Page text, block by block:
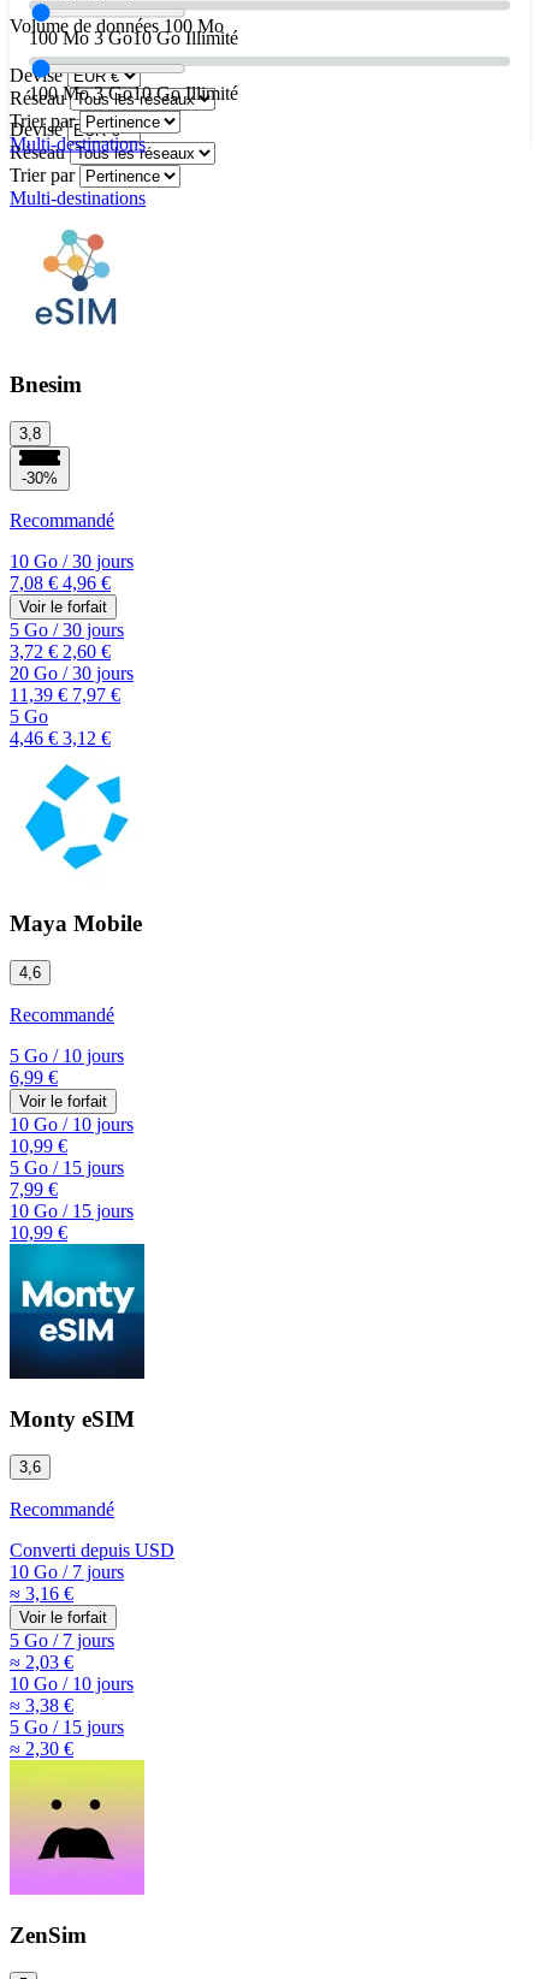
100 Mo 3 Go10 Go Illimité
Devise
Réseau
Trier par
Multi-destinations
Volume de données 100 Mo
100 Mo 3 Go10 Go Illimité
Devise
Réseau
Trier par
Multi-destinations
Bnesim
3,8
-30%
Recommandé
10 Go /30 jours
7,08 € 4,96 €
Voir le forfait
5 Go /30 jours
3,72 € 2,60 €
20 Go /30 jours
11,39 € 7,97 €
5 Go
4,46 € 3,12 €
Maya Mobile
4,6
Recommandé
5 Go /10 jours
6,99 €
Voir le forfait
10 Go /10 jours
10,99 €
5 Go /15 jours
7,99 €
10 Go /15 jours
10,99 €
Monty eSIM
3,6
Recommandé
Converti depuis USD
10 Go /7 jours
≈ 3,16 €
Voir le forfait
5 Go /7 jours
≈ 2,03 €
10 Go /10 jours
≈ 3,38 €
5 Go /15 jours
≈ 2,30 €
ZenSim